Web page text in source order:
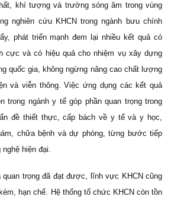
khí tượng và trường sóng âm trong vùng
nghiên cứu KHCN trong ngành bưu chính
phát triển mạnh đem lại nhiều kết quả có
cực và có hiệu quả cho nhiệm vụ xây dựng
quốc gia, không ngừng nâng cao chất lượng
và viễn thông. Việc ứng dụng các kết quả
trong ngành y tế góp phần quan trọng trong
đề thiết thực, cấp bách về y tế và y học,
chữa bệnh và dự phòng, từng bước tiếp
hiện đại.
quan trọng đã đạt được, lĩnh vực KHCN cũng
hạn chế. Hệ thống tổ chức KHCN còn tồn